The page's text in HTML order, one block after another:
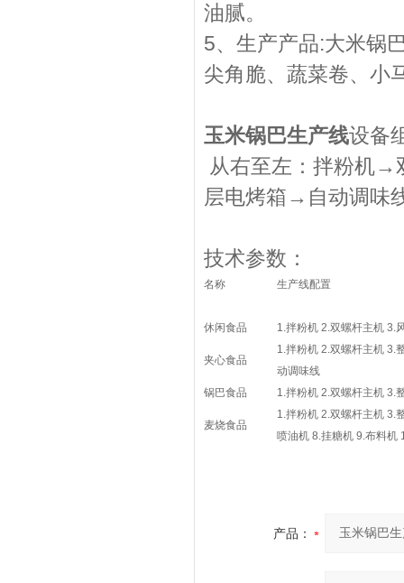
油腻。
5、生产产品:大米锅
尖角脆、蔬菜卷、小
玉米锅巴生产线设备
从右至左： 拌粉机→
层电烤箱→ 自动调味
技术参数：
名称 生产线配置
休闲食品 1.拌粉机 2.双螺杆主机 3.
夹心食品
1.拌粉机 2.双螺杆主机 3.
动调味线
锅巴食品
1.拌粉机 2.双螺杆主机 3.
麦烧食品
1.拌粉机 2.双螺杆主机 3.
喷油机 8.挂糖机 9.布料机
产品：